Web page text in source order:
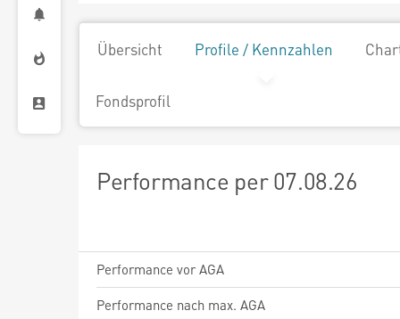
Übersicht Profile / Kennzahlen
Fondsprofil
Performance per 07.08.26
Performance vor AGA
Performance nach max. AGA